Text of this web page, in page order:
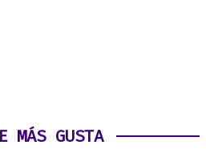
MÁS GUSTA